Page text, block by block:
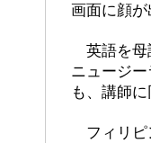
画面に顔が
英語を母
ニュージ
も、講師
フィリピ